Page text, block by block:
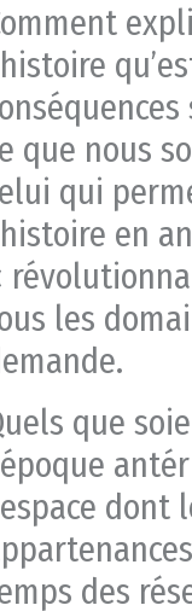
que nous
qui
en
les
que
des